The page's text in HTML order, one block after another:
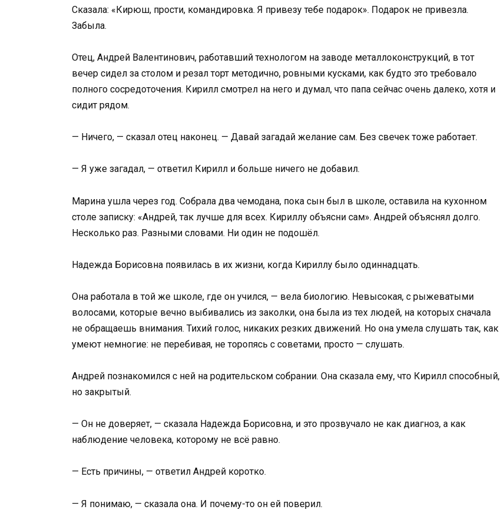
Сказала: «Кирюш, прости, командировка. Я привезу тебе подарок». Подарок не привезла.
Забыла.
Отец, Андрей Валентинович, работавший технологом на заводе металлоконструкций, в тот
вечер сидел за столом и резал торт методично, ровными кусками, как будто это требовало
полного сосредоточения. Кирилл смотрел на него и думал, что папа сейчас очень далеко, хотя и
сидит рядом.
— Ничего, — сказал отец наконец. — Давай загадай желание сам. Без свечек тоже работает.
— Я уже загадал, — ответил Кирилл и больше ничего не добавил.
Марина ушла через год. Собрала два чемодана, пока сын был в школе, оставила на кухонном
столе записку: «Андрей, так лучше для всех. Кириллу объясни сам». Андрей объяснял долго.
Несколько раз. Разными словами. Ни один не подошёл.
Надежда Борисовна появилась в их жизни, когда Кириллу было одиннадцать.
Она работала в той же школе, где он учился, — вела биологию. Невысокая, с рыжеватыми
волосами, которые вечно выбивались из заколки, она была из тех людей, на которых сначала
не обращаешь внимания. Тихий голос, никаких резких движений. Но она умела слушать так, как
умеют немногие: не перебивая, не торопясь с советами, просто — слушать.
Андрей познакомился с ней на родительском собрании. Она сказала ему, что Кирилл способный,
но закрытый.
— Он не доверяет, — сказала Надежда Борисовна, и это прозвучало не как диагноз, а как
наблюдение человека, которому не всё равно.
— Есть причины, — ответил Андрей коротко.
— Я понимаю, — сказала она. И почему-то он ей поверил.